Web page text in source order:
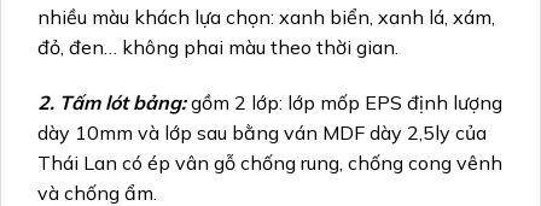
nhiều màu khách lựa chọn: xanh biển, xanh lá, xám,
đỏ, đen… không phai màu theo thời gian.
2. Tấm lót bảng:gồm 2 lớp: lớp mốp EPS định lượng
dày 10mm và lớp sau bằng ván MDF dày 2,5ly của
Thái Lan có ép vân gỗ chống rung, chống cong vênh
và chống ẩm.